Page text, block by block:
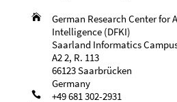

German Research Center for
Intelligence (DFKI)
Saarland Informatics
A2 2, R. 113
66123 Saarbrücken
Germany
 +49 681 302-2931